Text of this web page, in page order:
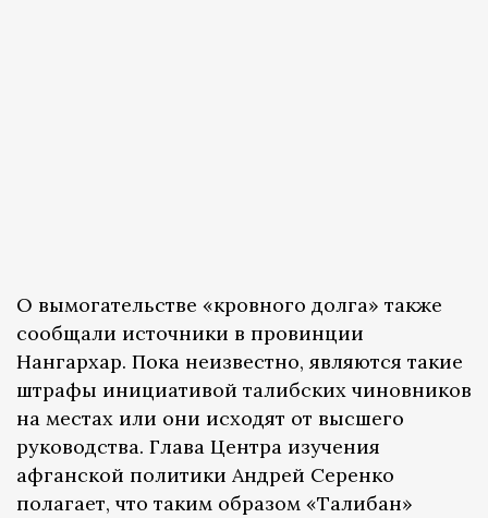
О вымогательстве «кровного долга» также
сообщали источники в провинции
Нангархар. Пока неизвестно, являются такие
штрафы инициативой талибских чиновников
на местах или они исходят от высшего
руководства. Глава Центра изучения
афганской политики Андрей Серенко
полагает, что таким образом «Талибан»